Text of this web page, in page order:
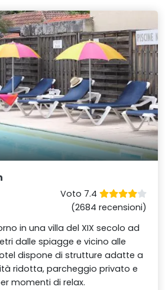
Voto 7.4
(2684 recensioni)
in una villa del XIX secolo ad
dalle spiagge e vicino alle
dispone di strutture adatte a
ridotta, parcheggio privato e
momenti di relax.